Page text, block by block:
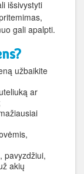
išsivystyti
gali apalpti.
užbaikite
ar
pavyzdžiui,
akių